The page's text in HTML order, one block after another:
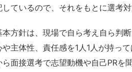
ているので、それをもとに選考対
方針は、現場で自ら考え自ら判
主体性、責任感を1人1人が持っ
面接選考で志望動機や自己PRを